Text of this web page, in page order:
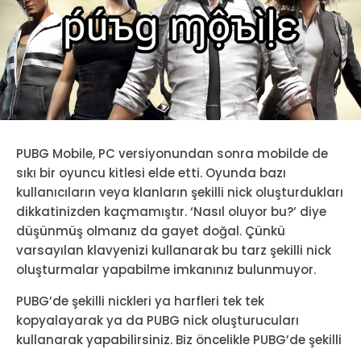
PUBG Mobile, PC versiyonundan sonra mobilde de
sıkı bir oyuncu kitlesi elde etti. Oyunda bazı
kullanıcıların veya klanların şekilli nick oluşturdukları
dikkatinizden kaçmamıştır. ‘Nasıl oluyor bu?’ diye
düşünmüş olmanız da gayet doğal. Çünkü
varsayılan klavyenizi kullanarak bu tarz şekilli nick
oluşturmalar yapabilme imkanınız bulunmuyor.
PUBG’de şekilli nickleri ya harfleri tek tek
kopyalayarak ya da PUBG nick oluşturucuları
kullanarak yapabilirsiniz. Biz öncelikle PUBG’de şekilli